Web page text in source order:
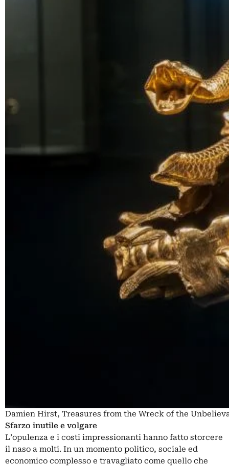
Damien Hirst, Treasures from the Wreck of the
Sfarzo inutile e volgare
L’opulenza e i costi impressionanti hanno fatto storcere
il naso a molti. In un momento politico, sociale ed
economico complesso e travagliato come quello che